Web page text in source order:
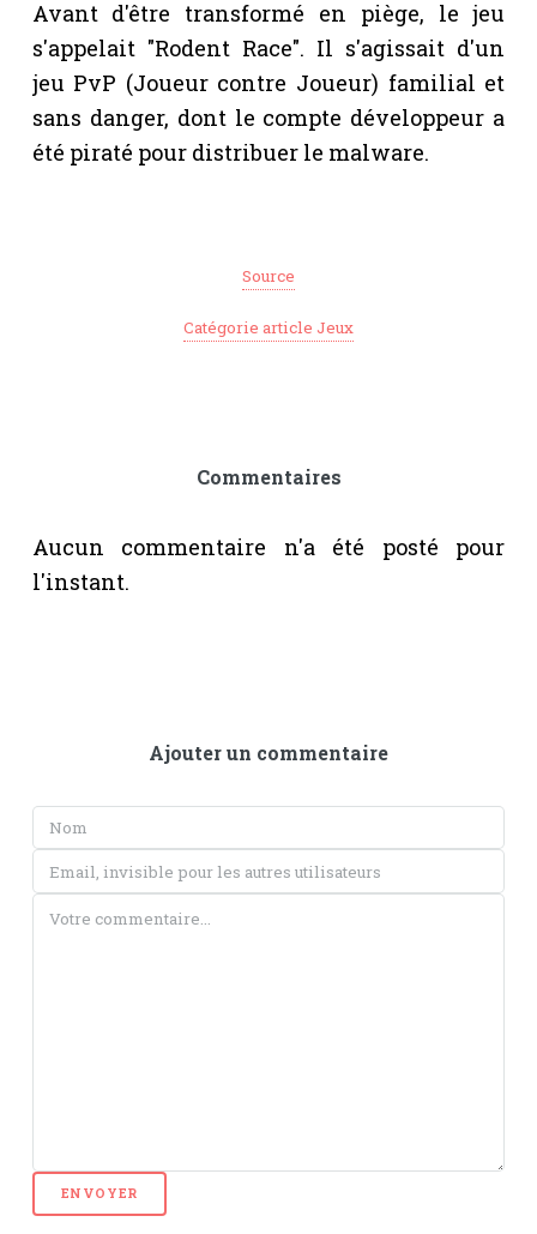
Avant d'être transformé en piège, le jeu
s'appelait "Rodent Race". Il s'agissait d'un
jeu PvP (Joueur contre Joueur) familial et
sans danger, dont le compte développeur a
été piraté pour distribuer le malware.
Source
Catégorie article Jeux
Ajouter un commentaire
Commentaires
Aucun commentaire n'a été posté pour
l'instant.